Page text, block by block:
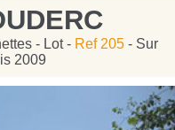
- Lot - Ref 205- Sur
2009